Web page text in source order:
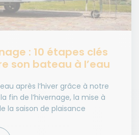
: 10 étapes clés
son bateau à l’eau
après l’hiver grâce à notre
fin de l’hivernage, la mise à
la saison de plaisance